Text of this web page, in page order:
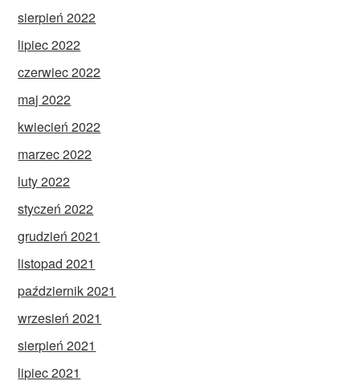
sierpień 2022
lipiec 2022
czerwiec 2022
maj 2022
kwiecień 2022
marzec 2022
luty 2022
styczeń 2022
grudzień 2021
listopad 2021
październik 2021
wrzesień 2021
sierpień 2021
lipiec 2021